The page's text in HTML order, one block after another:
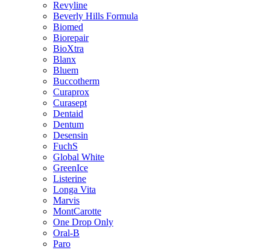
Revyline
Beverly Hills Formula
Biomed
Biorepair
BioXtra
Blanx
Bluem
Buccotherm
Curaprox
Curasept
Dentaid
Dentum
Desensin
FuchS
Global White
GreenIce
Listerine
Longa Vita
Marvis
MontCarotte
One Drop Only
Oral-B
Paro